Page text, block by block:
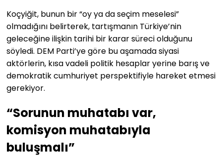
Koçyiğit, bunun bir “oy ya da seçim meselesi”
olmadığını belirterek, tartışmanın Türkiye’nin
geleceğine ilişkin tarihi bir karar süreci olduğunu
söyledi. DEM Parti’ye göre bu aşamada siyasi
aktörlerin, kısa vadeli politik hesaplar yerine barış ve
demokratik cumhuriyet perspektifiyle hareket etmesi
gerekiyor.
“Sorunun muhatabı var,
komisyon muhatabıyla
buluşmalı”